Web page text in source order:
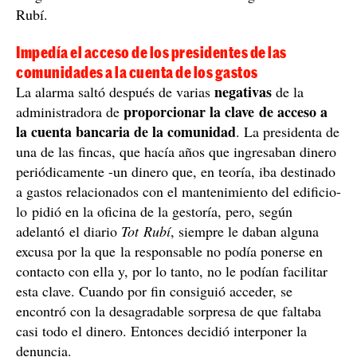
Rubí.
Impedía el acceso de los presidentes de las
comunidades a la cuenta de los gastos
La alarma saltó después de varias negativas de la
administradora de proporcionar la clave de acceso a
la cuenta bancaria de la comunidad. La presidenta de
una de las fincas, que hacía años que ingresaban dinero
periódicamente -un dinero que, en teoría, iba destinado
a gastos relacionados con el mantenimiento del edificio-
lo pidió en la oficina de la gestoría, pero, según
adelantó el diario Tot Rubí, siempre le daban alguna
excusa por la que la responsable no podía ponerse en
contacto con ella y, por lo tanto, no le podían facilitar
esta clave. Cuando por fin consiguió acceder, se
encontró con la desagradable sorpresa de que faltaba
casi todo el dinero. Entonces decidió interponer la
denuncia.